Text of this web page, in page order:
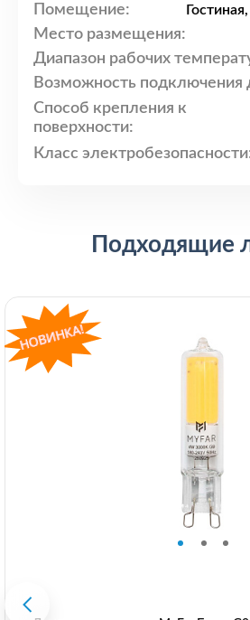
Помещение:
Место размещения:
Диапазон рабочих
Возможность подключения
Способ крепления к
поверхности:
Класс
Подходящие